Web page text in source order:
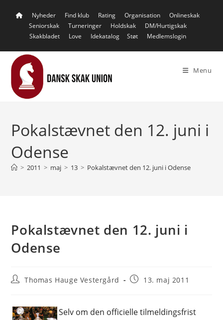
Nyheder Find klub Rating Organisation
Onlineskak
Seniorskak
Turneringer Holdskak
DM/Hurtigskak
Skakbladet
Love Idekatalog Støt Medlemslogin
Menu
Pokalstævnet den 12. juni i
Odense
> 2011 > maj > 13 > Pokalstævnet den 12. juni i Odense
Pokalstævnet den 12. juni i
Odense
PostThomas Hauge Vestergård
Post13. maj 2011
Selv om den officielle tilmeldingsfrist